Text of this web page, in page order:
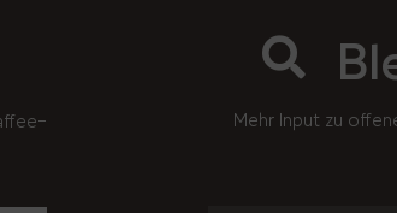
Mehr Input zu